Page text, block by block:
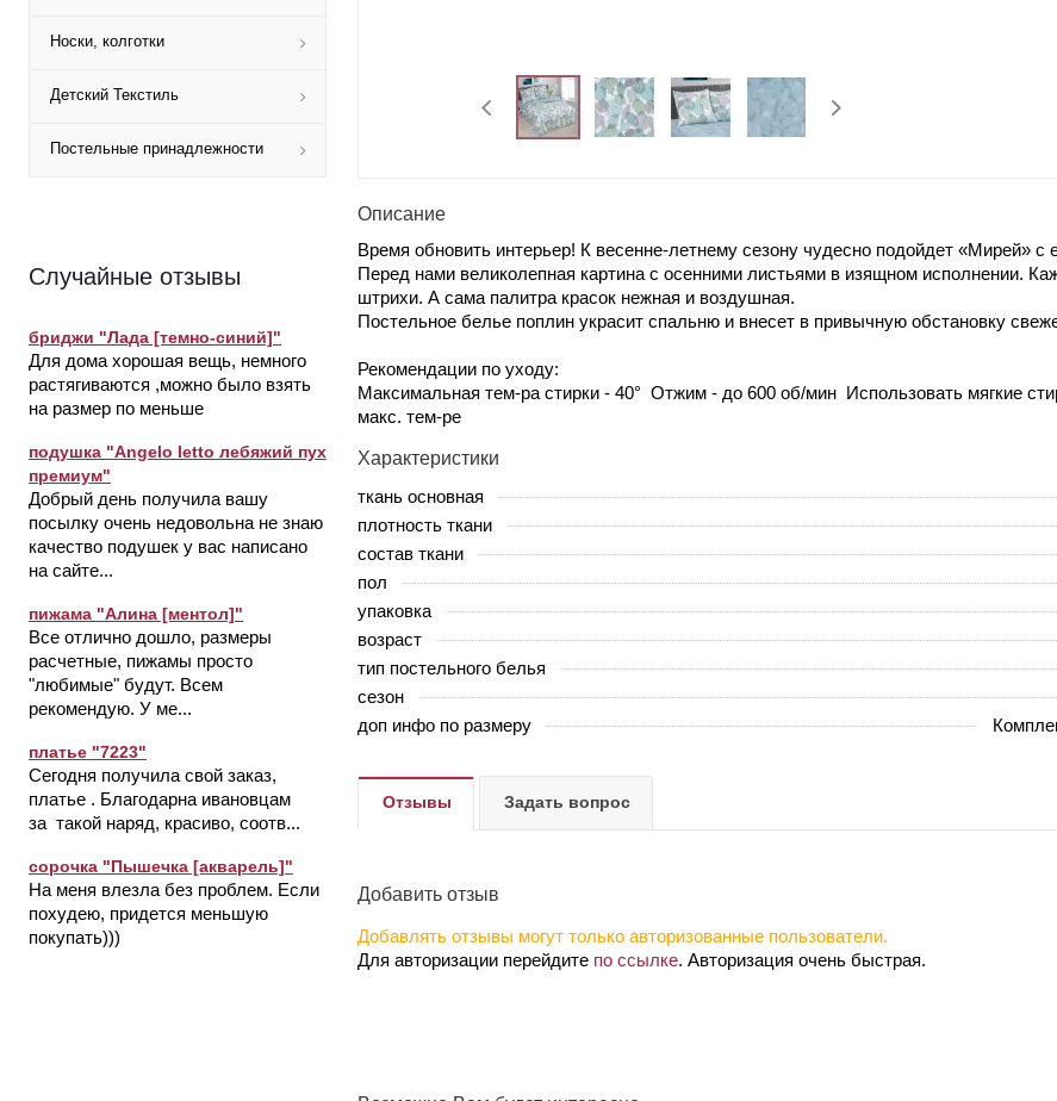
Носки, колготки
Детский Текстиль
Постельные принадлежности
Случайные отзывы
бриджи "Лада [темно-синий]"
Для дома хорошая вещь, немного
растягиваются ,можно было взять
на размер по меньше
подушка "Angelo letto лебяжий пух
премиум"
Добрый день получила вашу
посылку очень недовольна не знаю
качество подушек у вас написано
на сайте...
пижама "Алина [ментол]"
Все отлично дошло, размеры
расчетные, пижамы просто
"любимые" будут. Всем
рекомендую. У ме...
платье "7223"
Сегодня получила свой заказ,
платье . Благодарна ивановцам
за такой наряд, красиво, соотв...
сорочка "Пышечка [акварель]"
На меня влезла без проблем. Если
похудею, придется меньшую
покупать)))
Описание
Время обновить интерьер! К весенне-летнему сезону чудесно подойдет «Мирей»
Перед нами великолепная картина с осенними листьями в изящном исполнении.
штрихи. А сама палитра красок нежная и воздушная.
Постельное белье поплин украсит спальню и внесет в привычную обстановку
Рекомендации по уходу:
Максимальная тем-ра стирки - 40° Отжим - до 600 об/мин Использовать мягкие
макс. тем-ре
Характеристики
ткань основная
плотность ткани
состав ткани
пол
упаковка
возраст
тип постельного белья
сезон
доп инфо по размеру
Отзывы Задать вопрос
Добавить отзыв
Добавлять отзывы могут только авторизованные пользователи.
Для авторизации перейдите по ссылке. Авторизация очень быстрая.